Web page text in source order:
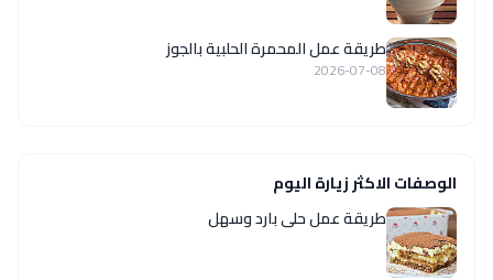
طريقة عمل المحمرة الحلبية بالجوز
2026-07-08
الوصفات الاكثر زيارة اليوم
طريقة عمل حلى بارد وسهل